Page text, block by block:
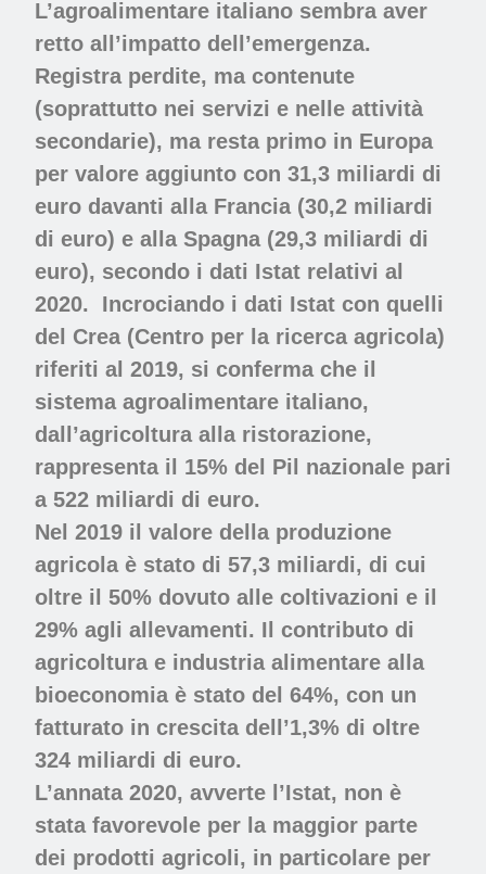
L’agroalimentare italiano sembra aver
retto all’impatto dell’emergenza.
Registra perdite, ma contenute
(soprattutto nei servizi e nelle attività
secondarie), ma resta primo in Europa
per valore aggiunto con 31,3 miliardi di
euro davanti alla Francia (30,2 miliardi
di euro) e alla Spagna (29,3 miliardi di
euro), secondo i dati Istat relativi al
2020. Incrociando i dati Istat con quelli
del Crea (Centro per la ricerca agricola)
riferiti al 2019, si conferma che il
sistema agroalimentare italiano,
dall’agricoltura alla ristorazione,
rappresenta il 15% del Pil nazionale pari
a 522 miliardi di euro.
Nel 2019 il valore della produzione
agricola è stato di 57,3 miliardi, di cui
oltre il 50% dovuto alle coltivazioni e il
29% agli allevamenti. Il contributo di
agricoltura e industria alimentare alla
bioeconomia è stato del 64%, con un
fatturato in crescita dell’1,3% di oltre
324 miliardi di euro.
L’annata 2020, avverte l’Istat, non è
stata favorevole per la maggior parte
dei prodotti agricoli, in particolare per